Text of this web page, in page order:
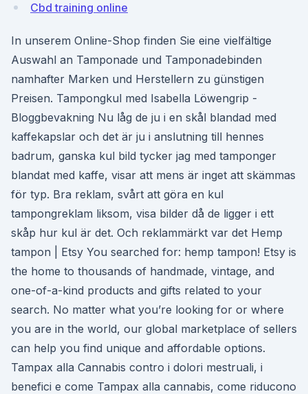
Cbd training online
In unserem Online-Shop finden Sie eine vielfältige
Auswahl an Tamponade und Tamponadebinden
namhafter Marken und Herstellern zu günstigen
Preisen. Tampongkul med Isabella Löwengrip -
Bloggbevakning Nu låg de ju i en skål blandad med
kaffekapslar och det är ju i anslutning till hennes
badrum, ganska kul bild tycker jag med tamponger
blandat med kaffe, visar att mens är inget att skämmas
för typ. Bra reklam, svårt att göra en kul
tampongreklam liksom, visa bilder då de ligger i ett
skåp hur kul är det. Och reklammärkt var det Hemp
tampon | Etsy You searched for: hemp tampon! Etsy is
the home to thousands of handmade, vintage, and
one-of-a-kind products and gifts related to your
search. No matter what you’re looking for or where
you are in the world, our global marketplace of sellers
can help you find unique and affordable options.
Tampax alla Cannabis contro i dolori mestruali, i
benefici e come Tampax alla cannabis, come riducono